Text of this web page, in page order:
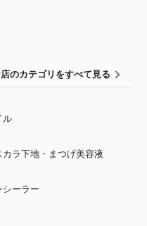
のカテゴリをすべて見る
ル
カラ下地・まつげ美容液
シーラー